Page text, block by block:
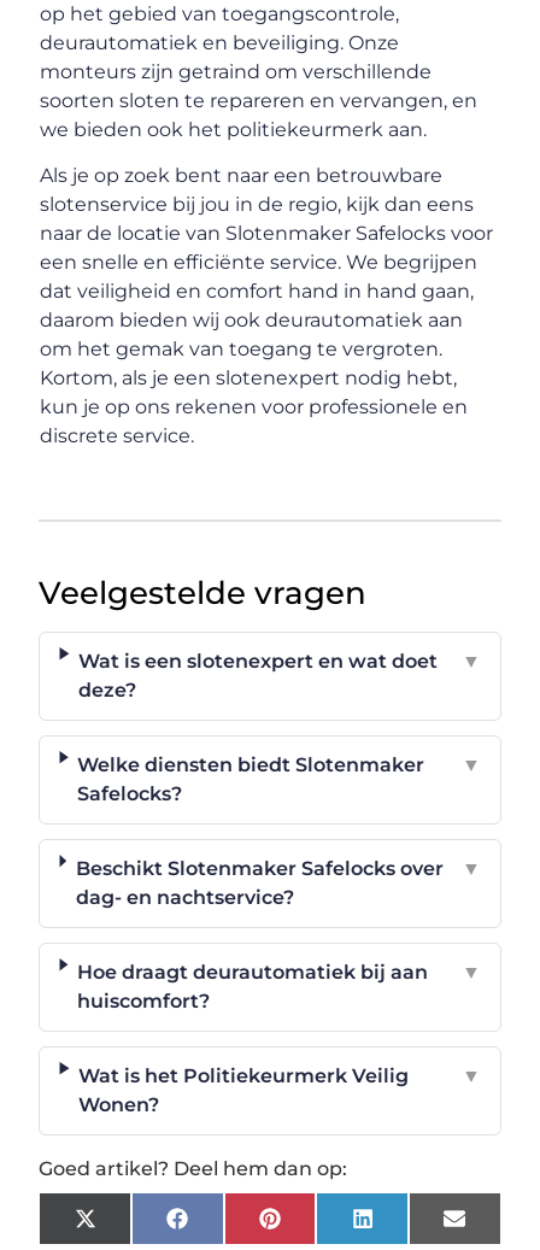
op het gebied van toegangscontrole,
deurautomatiek en beveiliging. Onze
monteurs zijn getraind om verschillende
soorten sloten te repareren en vervangen, en
we bieden ook het politiekeurmerk aan.
Als je op zoek bent naar een betrouwbare
slotenservice bij jou in de regio, kijk dan eens
naar de locatie van Slotenmaker Safelocks voor
een snelle en efficiënte service. We begrijpen
dat veiligheid en comfort hand in hand gaan,
daarom bieden wij ook deurautomatiek aan
om het gemak van toegang te vergroten.
Kortom, als je een slotenexpert nodig hebt,
kun je op ons rekenen voor professionele en
discrete service.
Veelgestelde vragen
Wat is een slotenexpert en wat doet
deze?
▼
Welke diensten biedt Slotenmaker
Safelocks?
▼
Beschikt Slotenmaker Safelocks over
dag- en nachtservice?
▼
Hoe draagt deurautomatiek bij aan
huiscomfort?
▼
Wat is het Politiekeurmerk Veilig
Wonen?
▼
Goed artikel? Deel hem dan op:
X
FacebookPinterestLinkedInEmail